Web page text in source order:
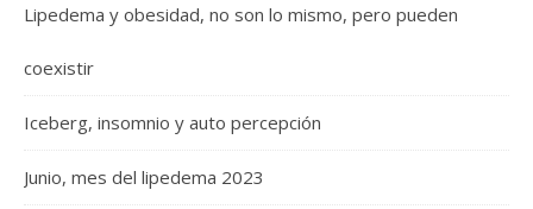
Lipedema y obesidad, no son lo mismo, pero pueden
coexistir
Iceberg, insomnio y auto percepción
Junio, mes del lipedema 2023